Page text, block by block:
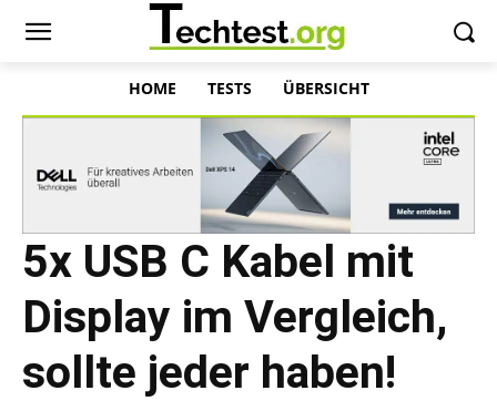
HOME TESTS ÜBERSICHT
5x USB C Kabel mit
Display im Vergleich,
sollte jeder haben!